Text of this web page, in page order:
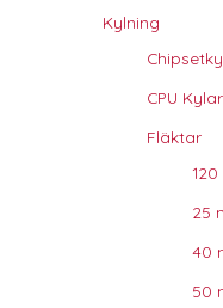
Kylning
CPU
Fläktar
25
40
50